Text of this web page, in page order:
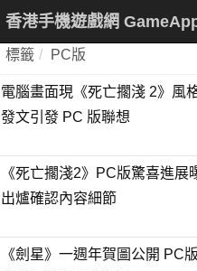
香港手機遊戲網
標籤 PC版
電腦畫面現《死亡擱淺 2》
發文引發 PC 版聯想
《死亡擱淺2》PC版驚喜進
出爐確認內容細節
《劍星》一週年賀圖公開 PC